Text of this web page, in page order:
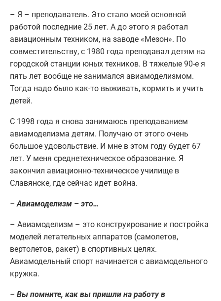
– Я – преподаватель. Это стало моей основной
работой последние 25 лет. А до этого я работал
авиационным техником, на заводе «Мезон». По
совместительству, с 1980 года преподавал детям на
городской станции юных техников. В тяжелые 90-е я
пять лет вообще не занимался авиамоделизмом.
Тогда надо было как-то выживать, кормить и учить
детей.
С 1998 года я снова занимаюсь преподаванием
авиамоделизма детям. Получаю от этого очень
большое удовольствие. И мне в этом году будет 67
лет. У меня среднетехническое образование. Я
закончил авиационно-техническое училище в
Славянске, где сейчас идет война.
– Авиамоделизм – это…
– Авиамоделизм – это конструирование и постройка
моделей летательных аппаратов (самолетов,
вертолетов, ракет) в спортивных целях.
Авиамодельный спорт начинается с авиамодельного
кружка.
– Вы помните, как вы пришли на работу в